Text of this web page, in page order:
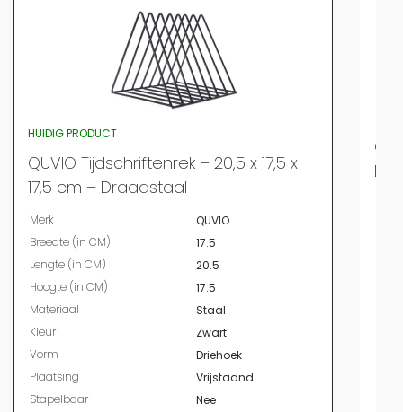
HUIDIG PRODUCT
QUVIO Tijdschriftenrek – 20,5 x 17,5 x
17,5 cm – Draadstaal
Merk
QUVIO
Breedte (in CM)
17.5
Lengte (in CM)
20.5
Hoogte (in CM)
17.5
Materiaal
Staal
Kleur
Zwart
Vorm
Driehoek
Plaatsing
Vrijstaand
Stapelbaar
Nee